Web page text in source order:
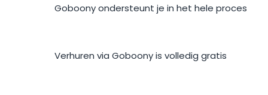
Goboony ondersteunt je in het hele proces
Verhuren via Goboony is volledig gratis